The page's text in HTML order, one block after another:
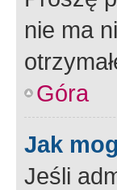
nie ma
Góra
Jak
Jeśli